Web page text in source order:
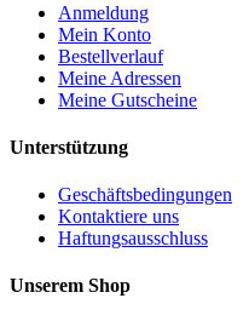
Anmeldung
Mein Konto
Bestellverlauf
Meine Adressen
Meine Gutscheine
Unterstützung
Geschäftsbedingungen
Kontaktiere uns
Haftungsausschluss
Unserem Shop